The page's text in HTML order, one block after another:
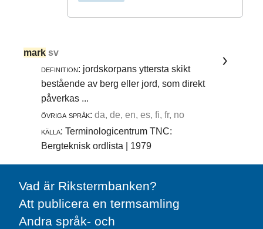
mark sv
definition: jordskorpans yttersta skikt
bestående av berg eller jord, som direkt
påverkas ...
övriga språk: da, de, en, es, fi, fr, no
källa: Terminologicentrum TNC:
Bergteknisk ordlista | 1979
Vad är Rikstermbanken?
Att publicera en termsamling
Andra språk- och